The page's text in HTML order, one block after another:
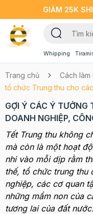
GIẢM 25K
Whipping
Trang chủ Cách làm
tổ chức Trung thu cho
GỢI Ý CÁC Ý TƯỞNG
DOANH NGHIỆP,
Tết Trung thu không
mà còn là một hoạt
nhi vào mỗi dịp rằm
thế, tổ chức trung thu
nghiệp, các cơ quan
những mầm non của
tương lai của đất